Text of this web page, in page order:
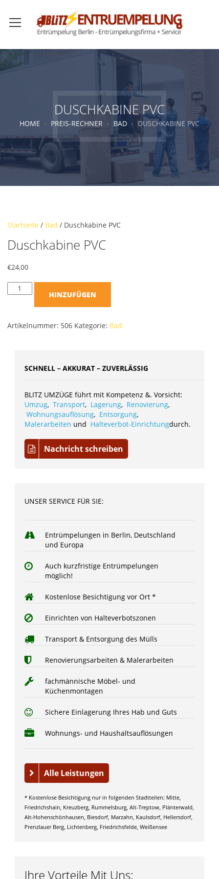
DUSCHKABINE PVC
HOME PREIS-RECHNER BAD DUSCHKABINE PVC
Startseite / Bad / Duschkabine PVC
Duschkabine PVC
€24,00
HINZUFÜGEN
Artikelnummer: 506 Kategorie: Bad
SCHNELL – AKKURAT – ZUVERLÄSSIG
BLITZ UMZÜGE führt mit Kompetenz &. Vorsicht:
Umzug, Transport, Lagerung, Renovierung,
Wohnungsauflösung, Entsorgung,
Malerarbeiten und Halteverbot-Einrichtungdurch.
Nachricht schreiben
UNSER SERVICE FÜR SIE:
Entrümpelungen in Berlin, Deutschland
und Europa
Auch kurzfristige Entrümpelungen
möglich!
Kostenlose Besichtigung vor Ort *
Einrichten von Halteverbotszonen
Transport & Entsorgung des Mülls
Renovierungsarbeiten & Malerarbeiten
fachmännische Möbel- und
Küchenmontagen
Sichere Einlagerung Ihres Hab und Guts
Wohnungs- und Haushaltsauflösungen
Alle Leistungen
* Kostenlose Besichtigung nur in folgenden Stadtteilen: Mitte,
Friedrichshain, Kreuzberg, Rummelsburg, Alt-Treptow, Plänterwald,
Alt-Hohenschönhausen, Biesdorf, Marzahn, Kaulsdorf, Hellersdorf,
Prenzlauer Berg, Lichtenberg, Friedrichsfelde, Weißensee
Ihre Vorteile Mit Uns: